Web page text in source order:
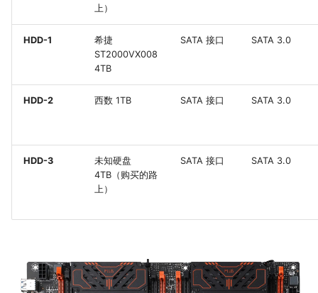
上）
HDD-1
希捷
ST2000VX008
4TB
SATA 接口 SATA 3.0
HDD-2 西数 1TB SATA 接口 SATA 3.0
HDD-3
未知硬盘
4TB（购买的路
上）
SATA 接口 SATA 3.0